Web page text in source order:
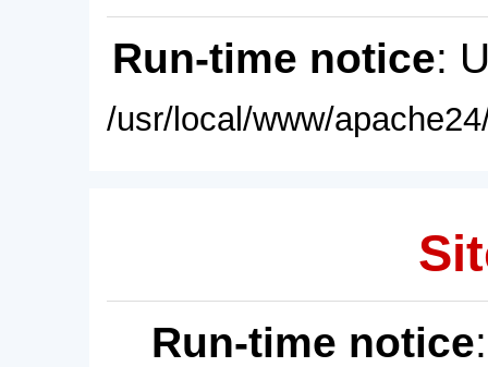
Run-time notice:
/usr/local/www/
Run-time notice